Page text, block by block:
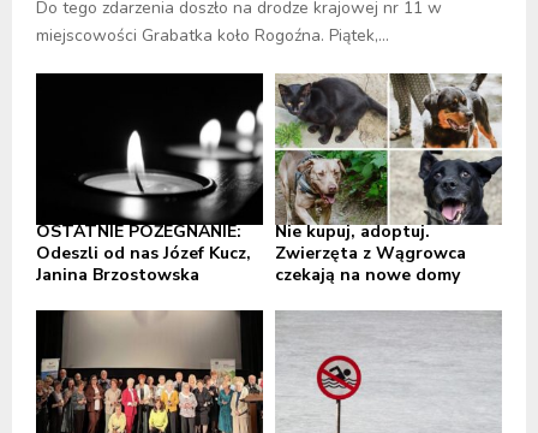
Do tego zdarzenia doszło na drodze krajowej nr 11 w
miejscowości Grabatka koło Rogoźna. Piątek,...
OSTATNIE POŻEGNANIE:
Odeszli od nas Józef Kucz,
Janina Brzostowska
Nie kupuj, adoptuj.
Zwierzęta z Wągrowca
czekają na nowe domy